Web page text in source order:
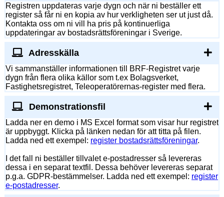
Registren uppdateras varje dygn och när ni beställer ett
register så får ni en kopia av hur verkligheten ser ut just då.
Kontakta oss om ni vill ha pris på kontinuerliga
uppdateringar av bostadsrättsföreningar i Sverige.
Adresskälla
Vi sammanställer informationen till BRF-Registret varje
dygn från flera olika källor som t.ex Bolagsverket,
Fastighetsregistret, Teleoperatörernas-register med flera.
Demonstrationsfil
Ladda ner en demo i MS Excel format som visar hur registret
är uppbyggt. Klicka på länken nedan för att titta på filen.
Ladda ned ett exempel: register bostadsrättsföreningar.
I det fall ni beställer tillvalet e-postadresser så levereras
dessa i en separat textfil. Dessa behöver levereras separat
p.g.a. GDPR-bestämmelser. Ladda ned ett exempel: register
e-postadresser.